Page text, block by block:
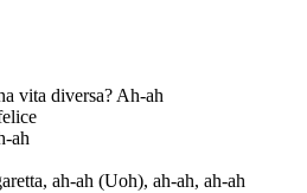
vita diversa? Ah-ah
ah
ah-ah (Uoh), ah-ah, ah-ah